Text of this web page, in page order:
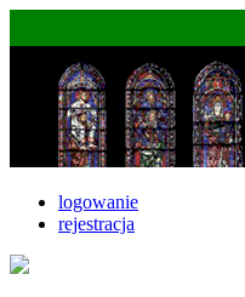
logowanie
rejestracja